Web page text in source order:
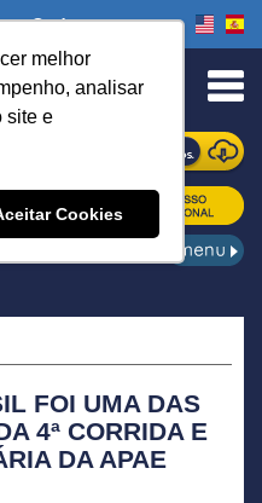
melhor
analisar
site e
Cookies
Onde comprar
FOI UMA DAS
4ª CORRIDA E
DA APAE